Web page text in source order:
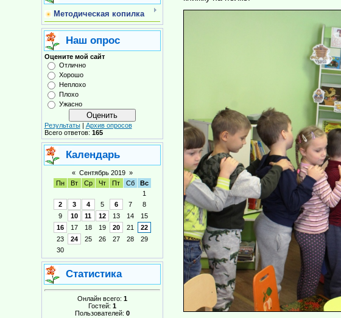
Методическая копилка
Наш опрос
Оцените мой сайт
Отлично
Хорошо
Неплохо
Плохо
Ужасно
Результаты| Архив опросов
Всего ответов: 165
Календарь
« Сентябрь 2019 »
Пн
Вт Ср Чт Пт Сб
Вс
1
2
3 4 5 6 7
8
9
10 11 12 13 14
15
16
17 18 19 20 21
22
23
24 25 26 27 28
29
30
Статистика
Онлайн всего: 1
Гостей: 1
Пользователей: 0